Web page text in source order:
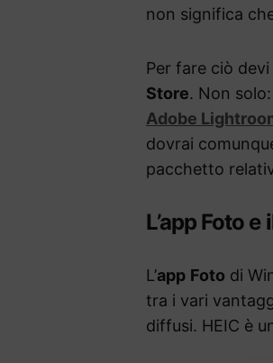
non significa
Per fare ciò
Store. Non
Adobe
dovrai
pacchetto
L’app Foto
L’app Foto di
tra i vari
diffusi. HEIC è